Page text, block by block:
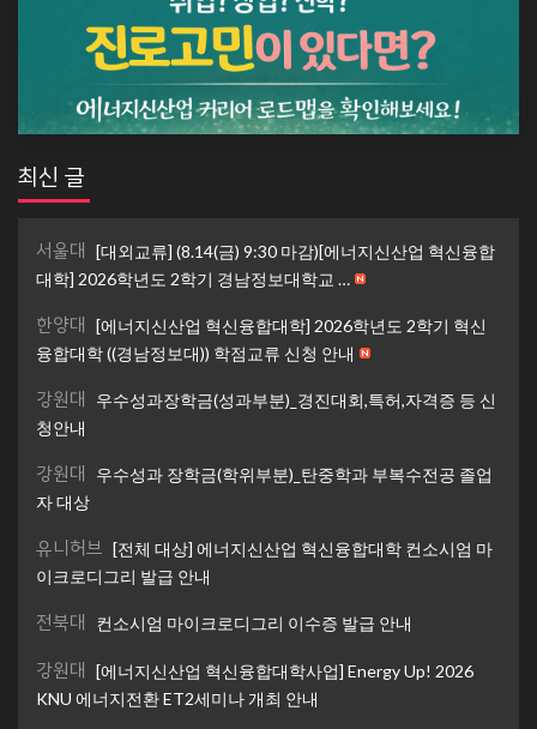
최신 글
서울대 [대외교류] (8.14(금) 9:30 마감)[에너지신산업 혁신융합
대학] 2026학년도 2학기 경남정보대학교 …
한양대 [에너지신산업 혁신융합대학] 2026학년도 2학기 혁신
융합대학 ((경남정보대)) 학점교류 신청 안내
강원대
우수성과장학금(성과부분)_경진대회,특허,자격증 등 신
청안내
강원대
우수성과 장학금(학위부분)_탄중학과 부복수전공 졸업
자 대상
유니허브 [전체 대상] 에너지신산업 혁신융합대학 컨소시엄 마
이크로디그리 발급 안내
전북대 컨소시엄 마이크로디그리 이수증 발급 안내
강원대 [에너지신산업 혁신융합대학사업] Energy Up! 2026
KNU 에너지전환 ET2세미나 개최 안내